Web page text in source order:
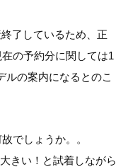
了しているため、正
の予約分に関しては1
ルの案内になるとのこ
でしょうか。。
きい！と試着しながら